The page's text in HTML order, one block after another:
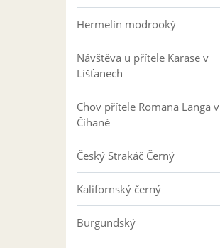
Hermelín modrooký
Návštěva u přítele Karase v
Líšťanech
Chov přítele Romana Langa v
Číhané
Český Strakáč Černý
Kalifornský černý
Burgundský